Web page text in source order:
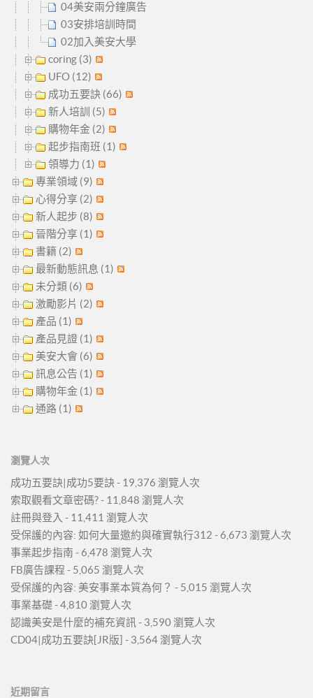
04美安兩分鐘廣告
03安排培訓時間
02加入美安大學
coring (3)
UFO (12)
成功五要訣 (66)
新人培訓 (5)
購物年金 (2)
起步指南班 (1)
領導力 (1)
專業領域 (9)
心得分享 (2)
新人起步 (8)
晉階分享 (1)
書籍 (2)
最新動態訊息 (1)
未分類 (6)
激勵影片 (2)
產品 (1)
產品見證 (1)
美安大會 (6)
訊息公告 (1)
購物年金 (1)
通路 (1)
瀏覽人次
成功五要訣|成功5要訣- 19,376 瀏覽人次
索取觀看文章密碼?- 11,848 瀏覽人次
註冊與登入 - 11,411 瀏覽人次
受保護的內容: 如何大量邀約與確實執行312 - 6,673 瀏覽人次
事業起步指南 - 6,478 瀏覽人次
FB廣告課程 - 5,065 瀏覽人次
受保護的內容: 美安事業本質為何？ - 5,015 瀏覽人次
事業基礎- 4,810 瀏覽人次
認識美安是什麼的補充資訊 - 3,590 瀏覽人次
CD04|成功五要訣[JR版] - 3,564 瀏覽人次
近期留言